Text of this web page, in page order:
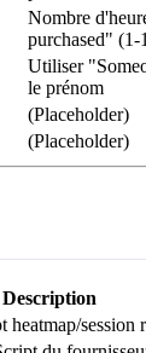
Nombre
purchased" (1-
Utiliser
le prénom
(Placeholder)
(Placeholder)
Description
heatmap/session